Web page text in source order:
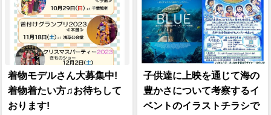
着物モデルさん大募集中!
着物着たい方♫お待ちして
おります!
子供達に上映を通じて海の
豊かさについて考察するイ
ベントのイラストチラシで